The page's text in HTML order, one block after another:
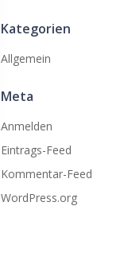
Kategorien
Allgemein
Meta
Anmelden
Eintrags-Feed
Kommentar-Feed
WordPress.org